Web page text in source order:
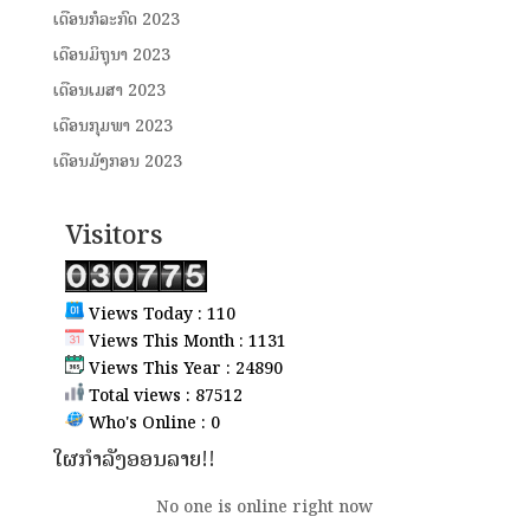
ເດືອນກໍລະກົດ 2023
ເດືອນມິຖຸນາ 2023
ເດືອນເມສາ 2023
ເດືອນກຸມພາ 2023
ເດືອນມັງກອນ 2023
Visitors
Views Today : 110
Views This Month : 1131
Views This Year : 24890
Total views : 87512
Who's Online : 0
ໃຜກຳລັງອອນລາຍ!!
No one is online right now